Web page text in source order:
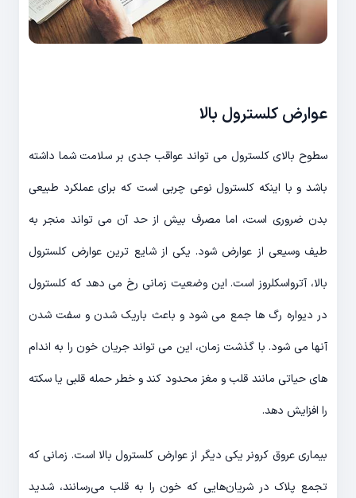
عوارض کلسترول بالا
سطوح بالای کلسترول می تواند عواقب جدی بر سلامت شما داشته
باشد و با اینکه کلسترول نوعی چربی است که برای عملکرد طبیعی
بدن ضروری است، اما مصرف بیش از حد آن می تواند منجر به
طیف وسیعی از عوارض شود. یکی از شایع ترین عوارض کلسترول
بالا، آترواسکلروز است. این وضعیت زمانی رخ می دهد که کلسترول
در دیواره رگ ها جمع می شود و باعث باریک شدن و سفت شدن
آنها می شود. با گذشت زمان، این می تواند جریان خون را به اندام
های حیاتی مانند قلب و مغز محدود کند و خطر حمله قلبی یا سکته
را افزایش دهد.
بیماری عروق کرونر یکی دیگر از عوارض کلسترول بالا است. زمانی که
تجمع پلاک در شریان‌هایی که خون را به قلب می‌رسانند، شدید